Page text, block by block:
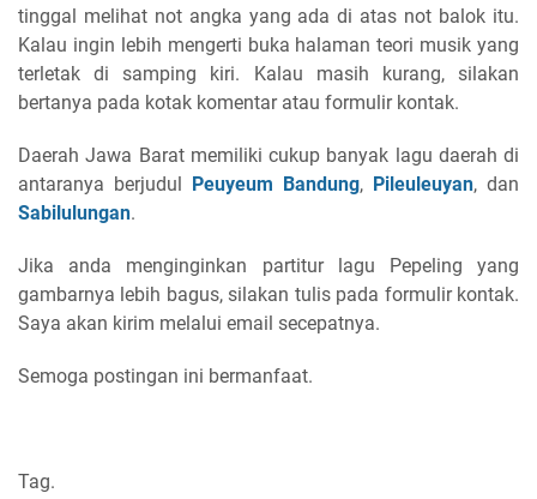
tinggal melihat not angka yang ada di atas not balok itu.
Kalau ingin lebih mengerti buka halaman teori musik yang
terletak di samping kiri. Kalau masih kurang, silakan
bertanya pada kotak komentar atau formulir kontak.
Daerah Jawa Barat memiliki cukup banyak lagu daerah di
antaranya berjudul Peuyeum Bandung, Pileuleuyan, dan
Sabilulungan.
Jika anda menginginkan partitur lagu Pepeling yang
gambarnya lebih bagus, silakan tulis pada formulir kontak.
Saya akan kirim melalui email secepatnya.
Semoga postingan ini bermanfaat.
Tag.